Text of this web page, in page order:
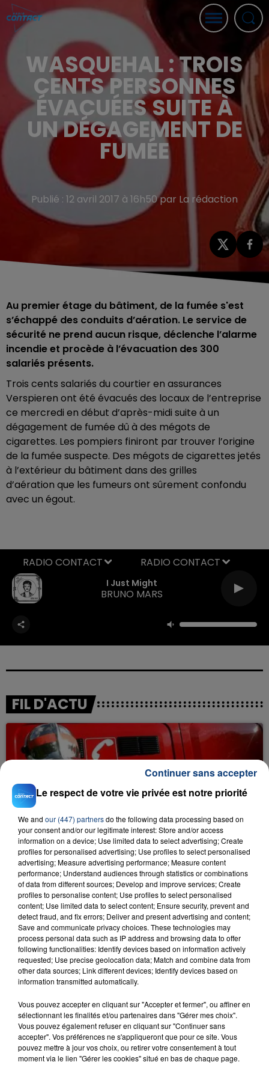
WASQUEHAL : TROIS
CENTS PERSONNES
ÉVACUÉES SUITE À
UN DÉGAGEMENT DE
FUMÉE
Publié : 12 avril 2017 à 16h50 par La rédaction
Au premier étage du bâtiment, de la fumée s'est
s’échappé des conduits d’aération. Le service de
sécurité ne prend aucun risque, déclenche l’alarme
incendie et procède à l’évacuation des 300
salariés présents.
Trois cents salariés du courtier en assurances
Verspieren ont été évacués des locaux de l’entreprise
ce mercredi en début d’après-midi suite à un
dégagement de fumée dû à des mégots de
cigarettes. Les pompiers finiront par trouver l’origine
de la fumée suspecte. Des mégots de cigarettes jetés
à l’extérieur du bâtiment dans des grilles
d’aération que les fumeurs ont sûrement confondu
avec un égout.
I Just Might
BRUNO MARS
RADIO CONTACT
FIL D'ACTU
23 juillet 2026
INCENDIE MORTEL À LENS : UNE FEMME ET
SON BÉBÉ ENTRE LA VIE ET LA...
Un homme s'est immolé par le feu après avoir
aspergé sa compagne et leur bébé de trois mois
d'un liquide inflammable.
20 juillet 2026
UNE ADOLESCENTE DEVANT SE FAIRE
OPÉRER DE LA CHEVILLE RESSORT DE LA...
La famille a porté plainte contre la clinique qui a
reconnu sa responsabilité et présenté ses
excuses.
TITRES DIFFUSÉS
Le respect de votre vie privée est notre priorité
We and our (447) partnersdo the following data processing based on
your consent and/or our legitimate interest: Store and/or access
information on a device; Use limited data to select advertising; Create
profiles for personalised advertising; Use profiles to select personalised
advertising; Measure advertising performance; Measure content
performance; Understand audiences through statistics or combinations
of data from different sources; Develop and improve services; Create
profiles to personalise content; Use profiles to select personalised
content; Use limited data to select content; Ensure security, prevent and
detect fraud, and fix errors; Deliver and present advertising and content;
Save and communicate privacy choices. These technologies may
process personal data such as IP address and browsing data to offer
following functionalities: Identify devices based on information actively
requested; Use precise geolocation data; Match and combine data from
other data sources; Link different devices; Identify devices based on
information transmitted automatically.
Vous pouvez accepter en cliquant sur "Accepter et fermer", ou affiner en
sélectionnant les finalités et/ou partenaires dans "Gérer mes choix".
Vous pouvez également refuser en cliquant sur "Continuer sans
accepter". Vos préférences ne s'appliqueront que pour ce site. Vous
pouvez mettre à jour vos choix, ou retirer votre consentement à tout
moment via le lien "Gérer les cookies" situé en bas de chaque page.
Continuer sans accepter